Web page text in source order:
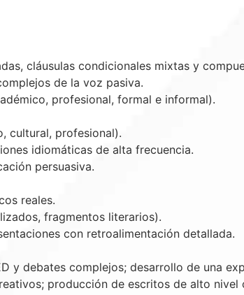
cláusulas condicionales mixtas y
de la voz pasiva.
profesional, formal e informal).
cultural, profesional).
idiomáticas de alta frecuencia.
persuasiva.
reales.
fragmentos literarios).
con retroalimentación detallada.
y debates complejos; desarrollo de una
producción de escritos de alto nivel